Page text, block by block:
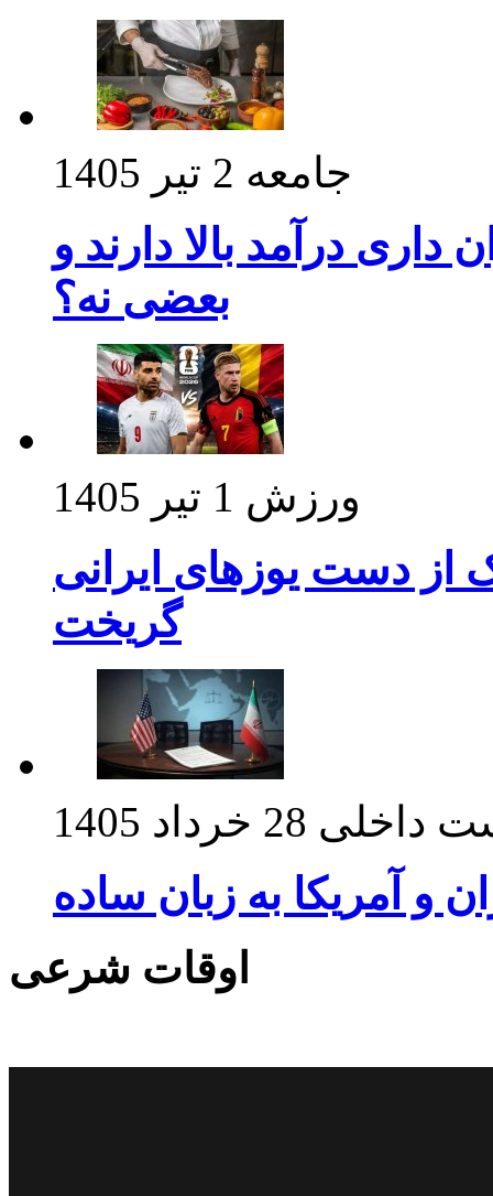
جامعه 2 تیر 1405
درآمد بالا دارند و
بعضی نه؟
ورزش 1 تیر 1405
از دست یوزهای ایرانی
گریخت
داخلی 28 خرداد 1405
و آمریکا به زبان ساده
اوقات شرعی